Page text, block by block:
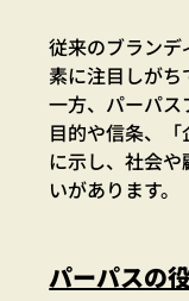
従来のブラン
素に注目しがち
一方、パーパ
目的や信条、
に示し、社会
いがあります。
パーパスの